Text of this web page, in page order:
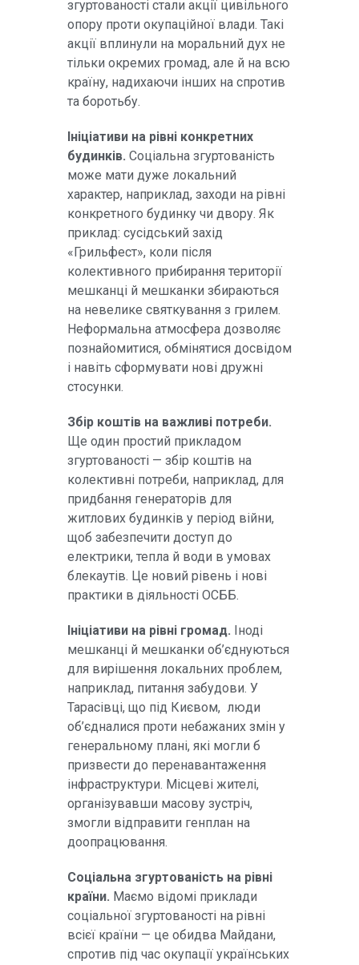
згуртованості стали акції цивільного
опору проти окупаційної влади. Такі
акції вплинули на моральний дух не
тільки окремих громад, але й на всю
країну, надихаючи інших на спротив
та боротьбу.
Ініціативи на рівні конкретних
будинків. Соціальна згуртованість
може мати дуже локальний
характер, наприклад, заходи на рівні
конкретного будинку чи двору. Як
приклад: сусідський захід
«Грильфест», коли після
колективного прибирання території
мешканці й мешканки збираються
на невелике святкування з грилем.
Неформальна атмосфера дозволяє
познайомитися, обмінятися досвідом
і навіть сформувати нові дружні
стосунки.
Збір коштів на важливі потреби.
Ще один простий прикладом
згуртованості — збір коштів на
колективні потреби, наприклад, для
придбання генераторів для
житлових будинків у період війни,
щоб забезпечити доступ до
електрики, тепла й води в умовах
блекаутів. Це новий рівень і нові
практики в діяльності ОСББ.
Ініціативи на рівні громад. Іноді
мешканці й мешканки об’єднуються
для вирішення локальних проблем,
наприклад, питання забудови. У
Тарасівці, що під Києвом, люди
об’єдналися проти небажаних змін у
генеральному плані, які могли б
призвести до перенавантаження
інфраструктури. Місцеві жителі,
організувавши масову зустріч,
змогли відправити генплан на
доопрацювання.
Соціальна згуртованість на рівні
країни. Маємо відомі приклади
соціальної згуртованості на рівні
всієї країни — це обидва Майдани,
спротив під час окупації українських